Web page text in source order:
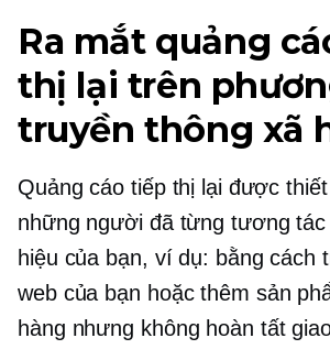
Ra mắt quảng
thị lại trên
truyền thông xã
Quảng cáo tiếp thị lại được
những người đã từng tương
hiệu của bạn, ví dụ: bằng cách
web của bạn hoặc thêm sản
hàng nhưng không hoàn tất